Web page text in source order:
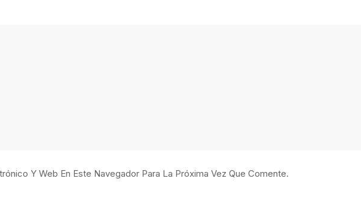
Y Web En Este Navegador Para La Próxima Vez Que Comente.